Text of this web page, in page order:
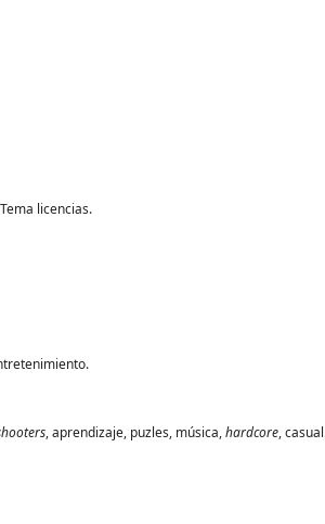
licencias.
, aprendizaje, puzles, música,hardcore,